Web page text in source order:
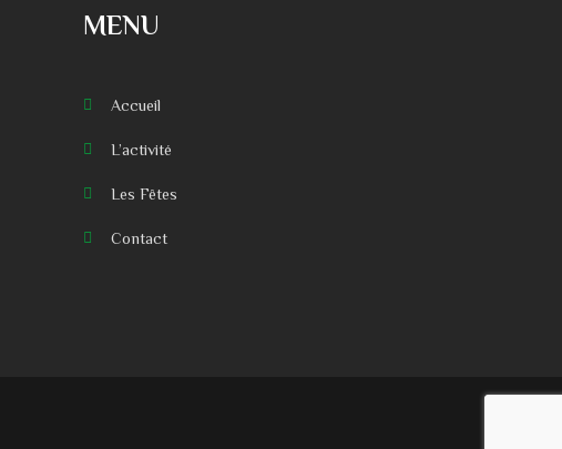
MENU
Accueil
L’activité
Les Fêtes
Contact